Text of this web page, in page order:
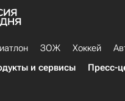
ЗОЖ Хоккей
и сервисы Пресс-